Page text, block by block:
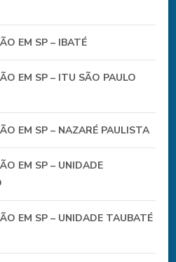
EM SP – IBATÉ
EM SP – ITU SÃO PAULO
EM SP – NAZARÉ PAULISTA
EM SP – UNIDADE
EM SP – UNIDADE TAUBATÉ